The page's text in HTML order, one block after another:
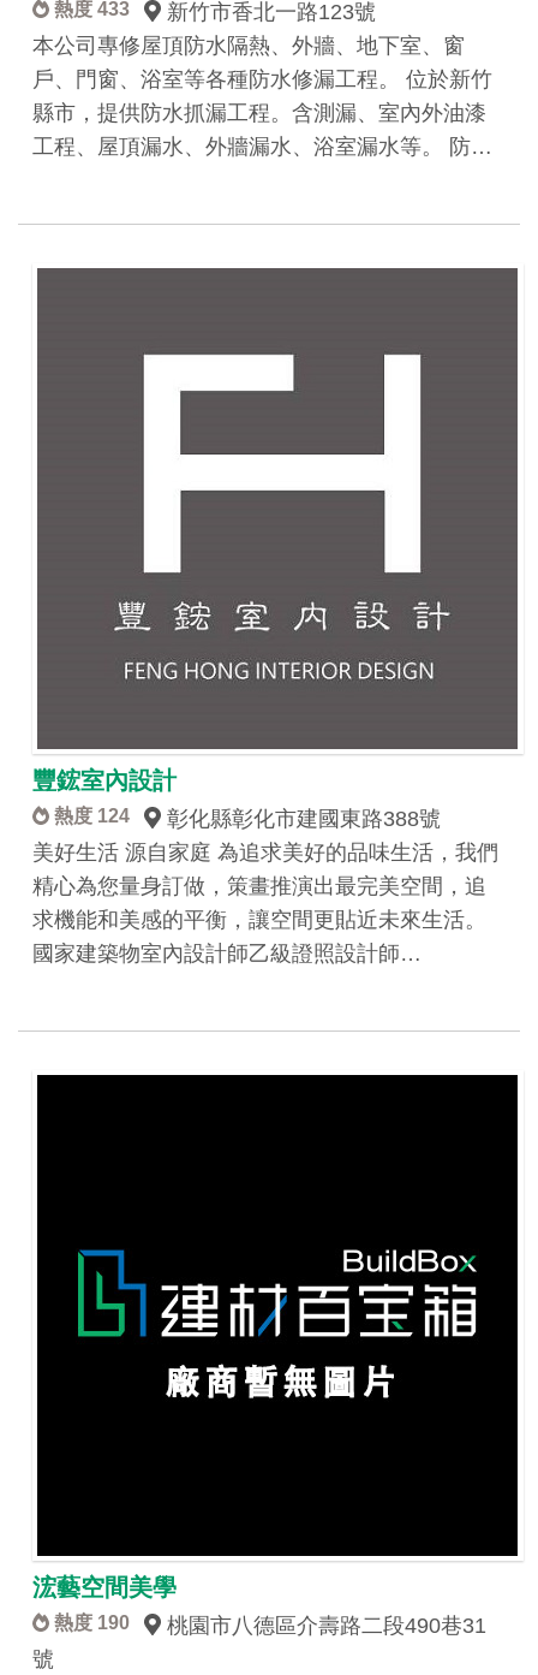
熱度 433
新竹市香北一路123號
本公司專修屋頂防水隔熱、外牆、地下室、窗
戶、門窗、浴室等各種防水修漏工程。 位於新竹
縣市，提供防水抓漏工程。含測漏、室內外油漆
工程、屋頂漏水、外牆漏水、浴室漏水等。 防…
豐鋐室內設計
熱度 124
彰化縣彰化市建國東路388號
美好生活 源自家庭 為追求美好的品味生活，我們
精心為您量身訂做，策畫推演出最完美空間，​追
求機能和美感的平衡，讓空間更貼近未來生活。
國家建築物室內設計師乙級證照設計師…
浤藝空間美學
熱度 190
桃園市八德區介壽路二段490巷31
號